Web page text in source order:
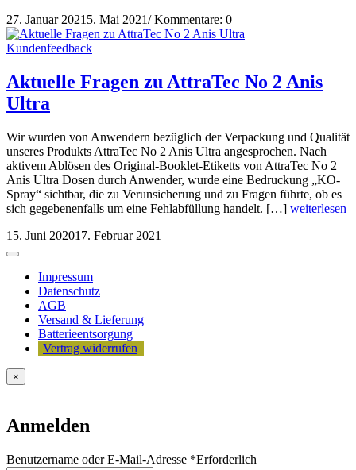
27. Januar 2021 5. Mai 2021/Kommentare: 0
Kundenfeedback
Aktuelle Fragen zu AttraTec No 2 Anis
Ultra
Wir wurden von Anwendern bezüglich der Verpackung und Qualität
unseres Produkts AttraTec No 2 Anis Ultra angesprochen. Nach
aktivem Ablösen des Original-Booklet-Etiketts von AttraTec No 2
Anis Ultra Dosen durch Anwender, wurde eine Bedruckung „KO-
Spray“ sichtbar, die zu Verunsicherung und zu Fragen führte, ob es
sich gegebenenfalls um eine Fehlabfüllung handelt. […] weiterlesen
15. Juni 202017. Februar 2021
Impressum
Datenschutz
AGB
Versand & Lieferung
Batterieentsorgung
Vertrag widerrufen
×
Anmelden
Benutzername oder E-Mail-Adresse *Erforderlich